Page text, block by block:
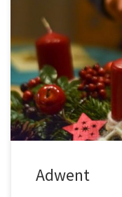
Dziś pierwsza
duchowego
ostatecznego spotkania
czyli Msze św. wotywne
od poniedziałku do
wcześniej śpiewamy
Adwent